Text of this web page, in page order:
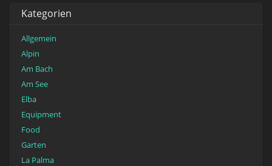
Kategorien
Allgemein
Alpin
Am Bach
Am See
Elba
Equipment
Food
Garten
La Palma